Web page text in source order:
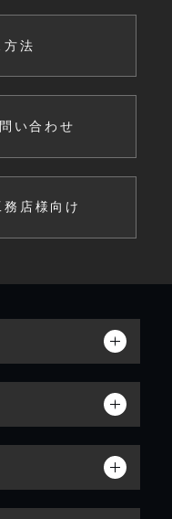
方法
い合わせ
店様向け